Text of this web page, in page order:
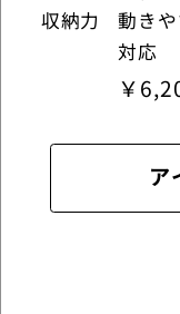
ト 収納力
動き
対応
￥
ア